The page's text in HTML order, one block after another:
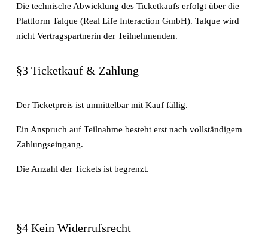
Die technische Abwicklung des Ticketkaufs erfolgt über die
Plattform Talque (Real Life Interaction GmbH). Talque wird
nicht Vertragspartnerin der Teilnehmenden.
§3 Ticketkauf & Zahlung
Der Ticketpreis ist unmittelbar mit Kauf fällig.
Ein Anspruch auf Teilnahme besteht erst nach vollständigem
Zahlungseingang.
Die Anzahl der Tickets ist begrenzt.
§4 Kein Widerrufsrecht